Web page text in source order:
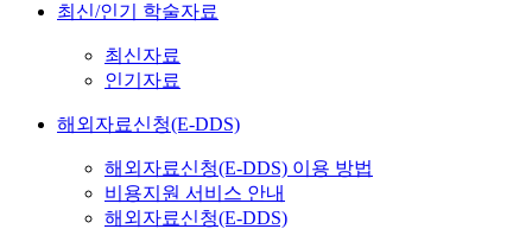
최신/인기 학술자료
최신자료
인기자료
해외자료신청(E-DDS)
해외자료신청(E-DDS) 이용 방법
비용지원 서비스 안내
해외자료신청(E-DDS)